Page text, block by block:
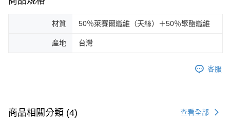
材質 50％萊賽爾纖維（天絲）＋50％聚酯纖維
產地 台灣
客服
商品相關分類 (4) 查看全部